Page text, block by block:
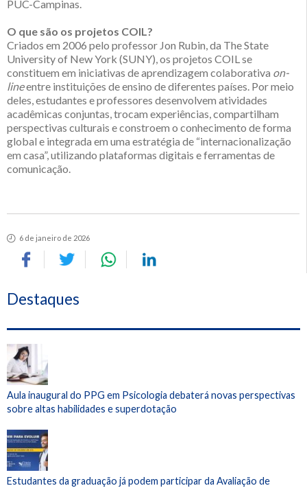
PUC-Campinas.
O que são os projetos COIL?
Criados em 2006 pelo professor Jon Rubin, da The State
University of New York (SUNY), os projetos COIL se
constituem em iniciativas de aprendizagem colaborativa on-
lineentre instituições de ensino de diferentes países. Por meio
deles, estudantes e professores desenvolvem atividades
acadêmicas conjuntas, trocam experiências, compartilham
perspectivas culturais e constroem o conhecimento de forma
global e integrada em uma estratégia de “internacionalização
em casa”, utilizando plataformas digitais e ferramentas de
comunicação.
6 de janeiro de 2026
Destaques
Aula inaugural do PPG em Psicologia debaterá novas perspectivas
sobre altas habilidades e superdotação
Estudantes da graduação já podem participar da Avaliação de